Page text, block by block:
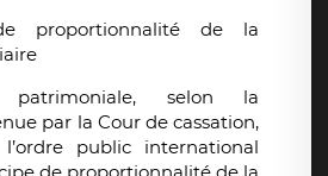
proportionnalité de la
selon la
par la Cour de cassation,
public international